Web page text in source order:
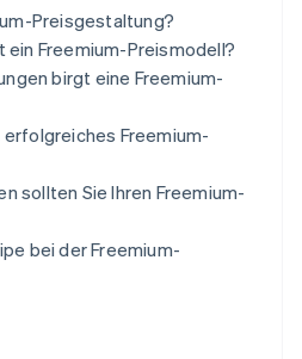
Preisgestaltung?
Freemium-Preismodell?
birgt eine Freemium-
Freemium-
sollten Sie Ihren Freemium-
bei der Freemium-